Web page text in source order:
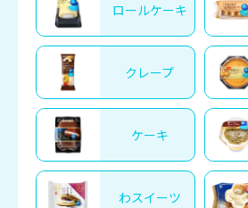
ロールケーキ
クレープ
ケーキ
わスイーツ